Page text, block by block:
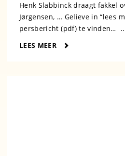
Henk Slabbinck draagt fakkel
Jørgensen, … Gelieve in “lees
persbericht (pdf) te vinden…
LEES MEER